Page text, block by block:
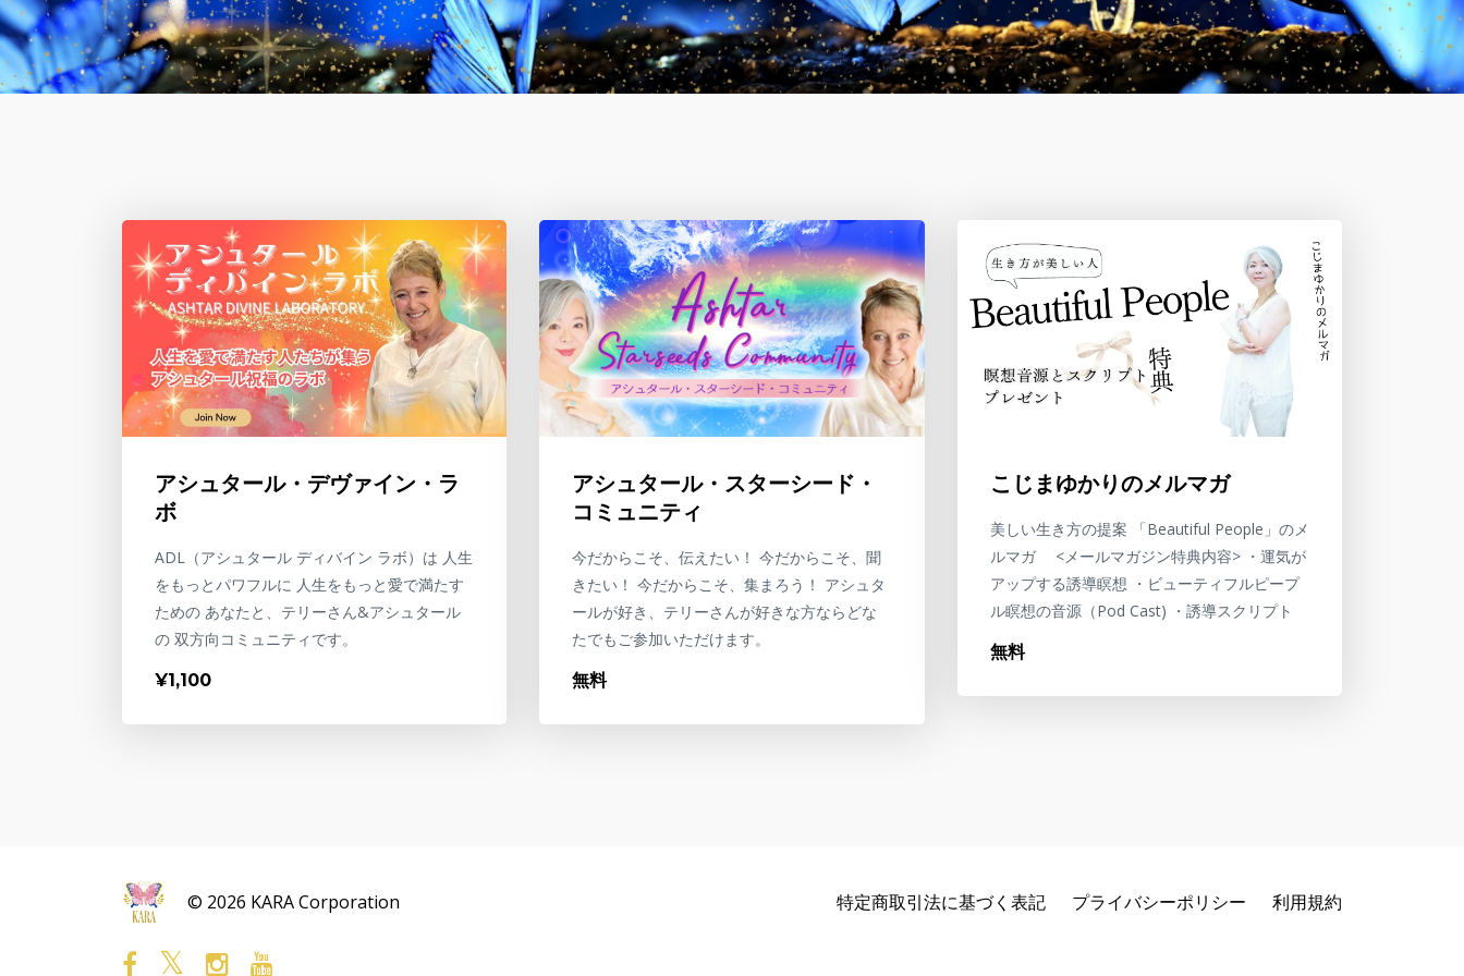
アシュタール・デヴァイン・ラ
ボ
ADL（アシュタール ディバイン ラボ）は 人生
をもっとパワフルに 人生をもっと愛で満たす
ための あなたと、テリーさん&アシュタール
の 双方向コミュニティです。
¥1,100
アシュタール・スターシード・
コミュニティ
今だからこそ、伝えたい！ 今だからこそ、聞
きたい！ 今だからこそ、集まろう！ アシュタ
ールが好き、テリーさんが好きな方ならどな
たでもご参加いただけます。
無料
こじまゆかりのメルマガ
美しい生き方の提案 「Beautiful People」のメ
ルマガ <メールマガジン特典内容> ・運気が
アップする誘導瞑想 ・ビューティフルピープ
ル瞑想の音源（Pod Cast) ・誘導スクリプト
無料
© 2026 KARA Corporation 特定商取引法に基づく表記 プライバシーポリシー 利用規約